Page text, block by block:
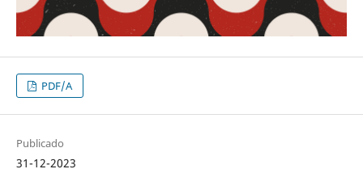
PDF/A
Publicado
31-12-2023